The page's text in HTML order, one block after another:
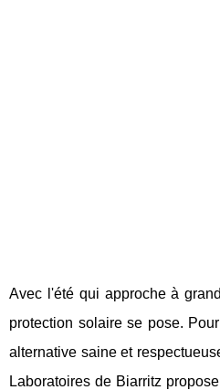
Avec l'été qui approche à
protection solaire se pose.
alternative saine et
Laboratoires de Biarritz